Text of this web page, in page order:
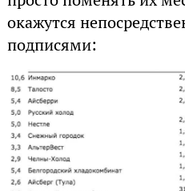
окажутся
подписями: